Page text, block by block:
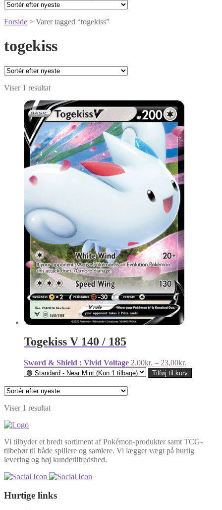
Forside > Varer tagged “togekiss”
togekiss
Viser 1 resultat
Togekiss V 140 / 185
Sword & Shield : Vivid Voltage 2,00kr. – 23,00kr.
2,00kr.
til
Tilføj til kurv
Viser 1 resultat
Vi tilbyder et bredt sortiment af Pokémon-produkter samt TCG-
tilbehør til både spillere og samlere. Vi lægger vægt på hurtig
levering og høj kundetilfredshed.
Hurtige links